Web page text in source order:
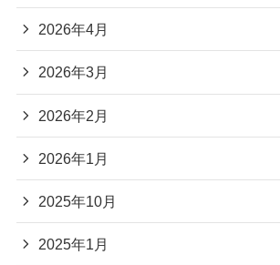
2026年4月
2026年3月
2026年2月
2026年1月
2025年10月
2025年1月